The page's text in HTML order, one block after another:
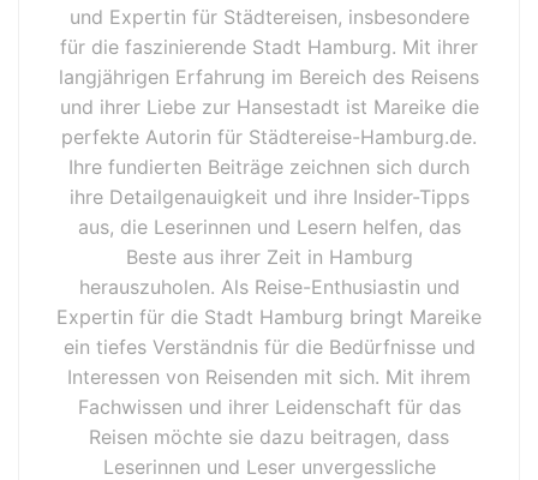
und Expertin für Städtereisen, insbesondere
für die faszinierende Stadt Hamburg. Mit ihrer
langjährigen Erfahrung im Bereich des Reisens
und ihrer Liebe zur Hansestadt ist Mareike die
perfekte Autorin für Städtereise-Hamburg.de.
Ihre fundierten Beiträge zeichnen sich durch
ihre Detailgenauigkeit und ihre Insider-Tipps
aus, die Leserinnen und Lesern helfen, das
Beste aus ihrer Zeit in Hamburg
herauszuholen. Als Reise-Enthusiastin und
Expertin für die Stadt Hamburg bringt Mareike
ein tiefes Verständnis für die Bedürfnisse und
Interessen von Reisenden mit sich. Mit ihrem
Fachwissen und ihrer Leidenschaft für das
Reisen möchte sie dazu beitragen, dass
Leserinnen und Leser unvergessliche